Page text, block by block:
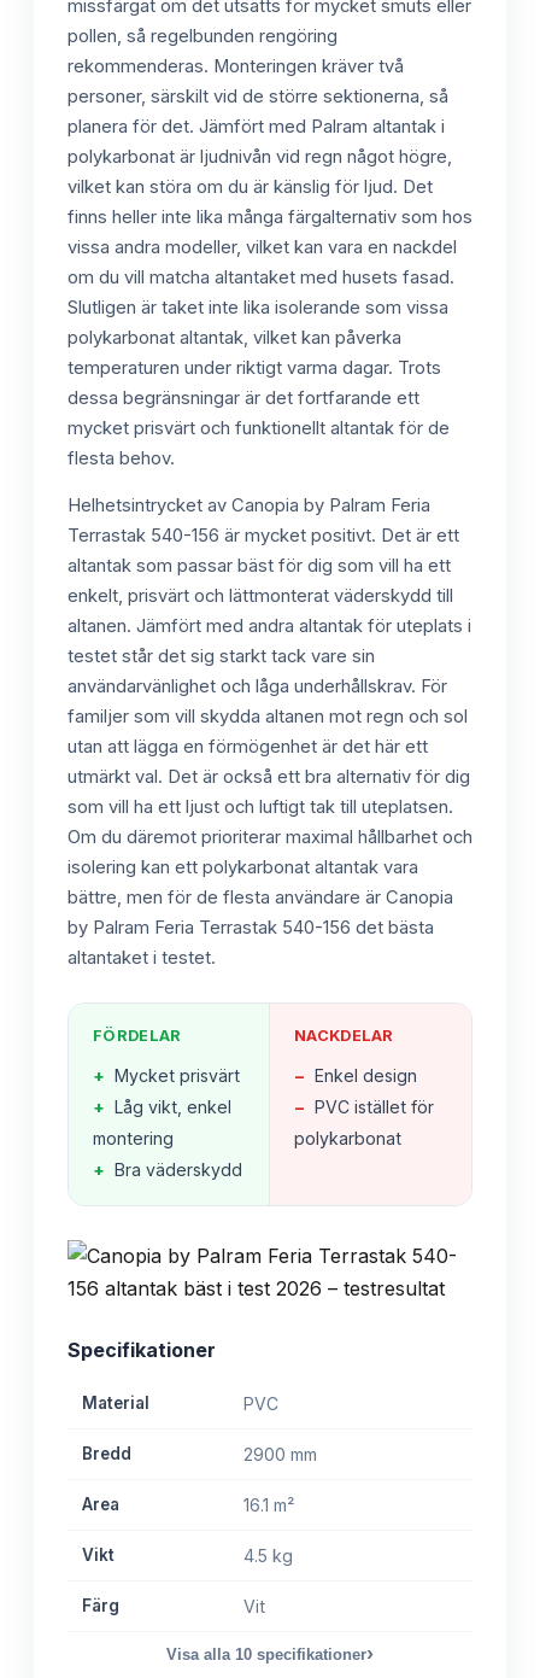
missfärgat om det utsätts för mycket smuts eller
pollen, så regelbunden rengöring
rekommenderas. Monteringen kräver två
personer, särskilt vid de större sektionerna, så
planera för det. Jämfört med Palram altantak i
polykarbonat är ljudnivån vid regn något högre,
vilket kan störa om du är känslig för ljud. Det
finns heller inte lika många färgalternativ som hos
vissa andra modeller, vilket kan vara en nackdel
om du vill matcha altantaket med husets fasad.
Slutligen är taket inte lika isolerande som vissa
polykarbonat altantak, vilket kan påverka
temperaturen under riktigt varma dagar. Trots
dessa begränsningar är det fortfarande ett
mycket prisvärt och funktionellt altantak för de
flesta behov.
Helhetsintrycket av Canopia by Palram Feria
Terrastak 540-156 är mycket positivt. Det är ett
altantak som passar bäst för dig som vill ha ett
enkelt, prisvärt och lättmonterat väderskydd till
altanen. Jämfört med andra altantak för uteplats i
testet står det sig starkt tack vare sin
användarvänlighet och låga underhållskrav. För
familjer som vill skydda altanen mot regn och sol
utan att lägga en förmögenhet är det här ett
utmärkt val. Det är också ett bra alternativ för dig
som vill ha ett ljust och luftigt tak till uteplatsen.
Om du däremot prioriterar maximal hållbarhet och
isolering kan ett polykarbonat altantak vara
bättre, men för de flesta användare är Canopia
by Palram Feria Terrastak 540-156 det bästa
altantaket i testet.
FÖRDELAR
+ Mycket prisvärt
+ Låg vikt, enkel
montering
+ Bra väderskydd
NACKDELAR
− Enkel design
− PVC istället för
polykarbonat
Specifikationer
Material PVC
Bredd 2900 mm
Area 16.1 m²
Vikt 4.5 kg
Färg Vit
Visa alla 10 specifikationer›